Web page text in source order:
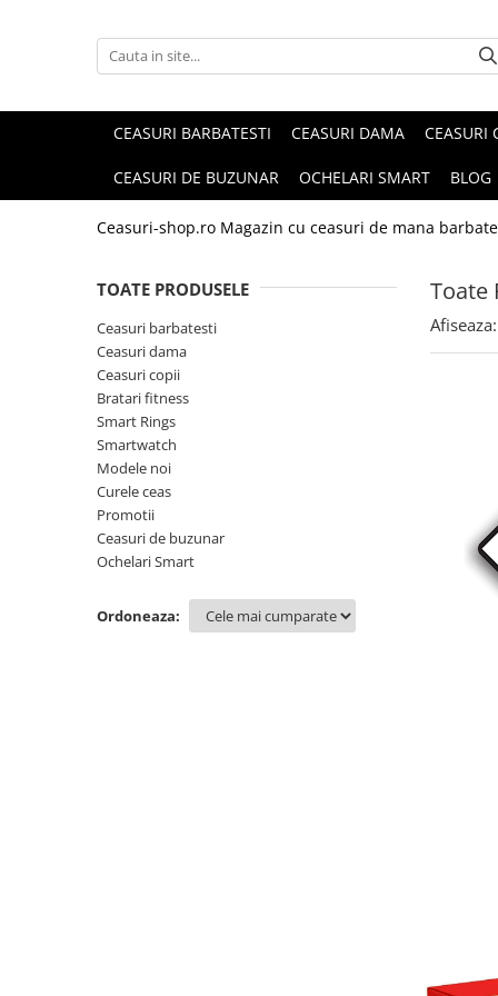
CEASURI BARBATESTI CEASURI DAMA CEASURI
CEASURI DE BUZUNAR OCHELARI SMART BLOG
Ceasuri-shop.ro Magazin cu ceasuri de mana
Toate
TOATE PRODUSELE
Ceasuri barbatesti
Ceasuri dama
Ceasuri copii
Bratari fitness
Smart Rings
Smartwatch
Modele noi
Curele ceas
Promotii
Ceasuri de buzunar
Ochelari Smart
Ordoneaza:
Afiseaza: